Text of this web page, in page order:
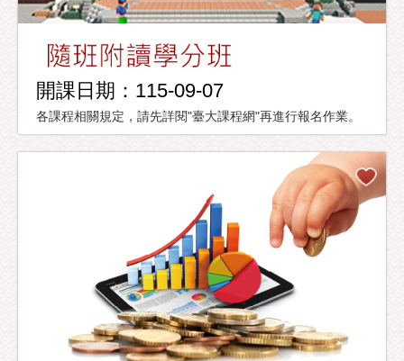
開課日期：115-09-07
各課程相關規定，請先詳閱"臺大課程網"再進行報名作業。